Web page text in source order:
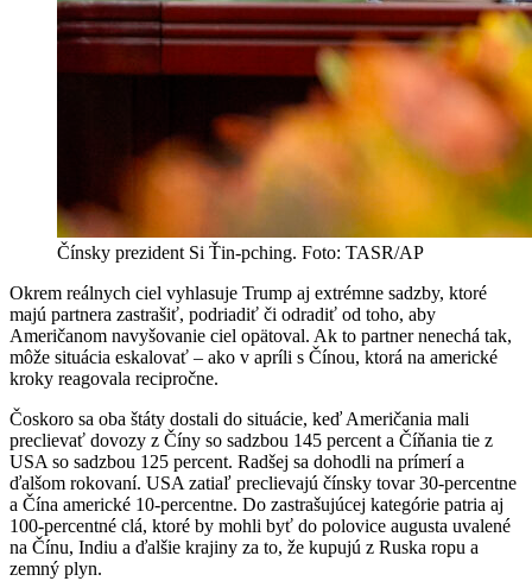
Čínsky prezident Si Ťin-pching. Foto: TASR/AP
Okrem reálnych ciel vyhlasuje Trump aj extrémne sadzby, ktoré
majú partnera zastrašiť, podriadiť či odradiť od toho, aby
Američanom navyšovanie ciel opätoval. Ak to partner nenechá tak,
môže situácia eskalovať – ako v apríli s Čínou, ktorá na americké
kroky reagovala recipročne.
Čoskoro sa oba štáty dostali do situácie, keď Američania mali
preclievať dovozy z Číny so sadzbou 145 percent a Číňania tie z
USA so sadzbou 125 percent. Radšej sa dohodli na prímerí a
ďalšom rokovaní. USA zatiaľ preclievajú čínsky tovar 30-percentne
a Čína americké 10-percentne. Do zastrašujúcej kategórie patria aj
100-percentné clá, ktoré by mohli byť do polovice augusta uvalené
na Čínu, Indiu a ďalšie krajiny za to, že kupujú z Ruska ropu a
zemný plyn.